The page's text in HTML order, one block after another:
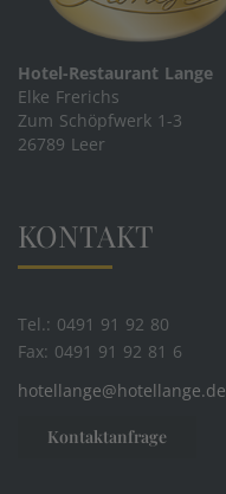
Hotel-Restaurant Lange
Elke Frerichs
Zum Schöpfwerk 1-3
26789 Leer
KONTAKT
Tel.: 0491 91 92 80
Fax: 0491 91 92 81 6
hotellange@hotellange.de
Kontaktanfrage